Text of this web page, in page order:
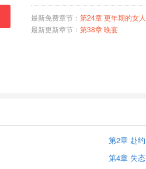
最新免费章节： 第24章 更年期的女人
最新更新章节： 第38章 晚宴
第2章 赴约
第4章 失态